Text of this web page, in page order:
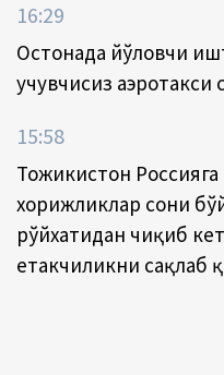
16:29
Остонада йўловчи
учувчисиз аэротакси
15:58
Тожикистон
хорижликлар сони
рўйхатидан чиқиб
етакчиликни сақлаб